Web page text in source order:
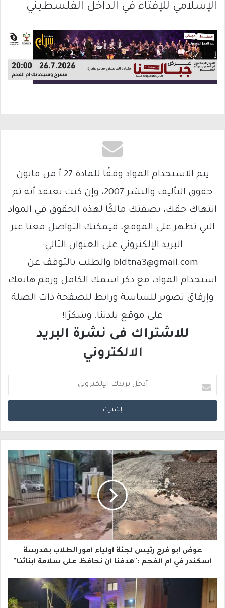
الإسلامي للإفتاء في الداخل الفلسطيني
يتم الاستخدام المواد وفقًا للمادة 27 أ من قانون
حقوق التأليف والنشر 2007، وإن كنت تعتقد أنه تم
انتهاك حقك، بصفتك مالكًا لهذه الحقوق في المواد
التي تظهر على الموقع، فيمكنك التواصل معنا عبر
البريد الإلكتروني على العنوان التالي:
bldtna3@gmail.com والطلب بالتوقف عن
استخدام المواد، مع ذكر اسمك الكامل ورقم هاتفك
وإرفاق تصوير للشاشة ورابط للصفحة ذات الصلة
على موقع بلدتنا. وشكرًا!
للاشتراك فى نشرة البريد
الالكتروني
د
خ
ب
ر
ي
د
ك
ا
إ
ل
عوض ابو فرج رئيس لجنة اولياء امور الطلاب بمدرسة
اسكندر في ام الفحم :"هدفنا ان نحافظ على سلامة ابنائنا"